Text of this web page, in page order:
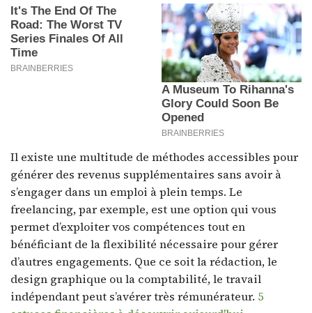
Il existe une multitude de méthodes accessibles pour
générer des revenus supplémentaires sans avoir à
s’engager dans un emploi à plein temps. Le
freelancing, par exemple, est une option qui vous
permet d’exploiter vos compétences tout en
bénéficiant de la flexibilité nécessaire pour gérer
d’autres engagements. Que ce soit la rédaction, le
design graphique ou la comptabilité, le travail
indépendant peut s’avérer très rémunérateur. 5